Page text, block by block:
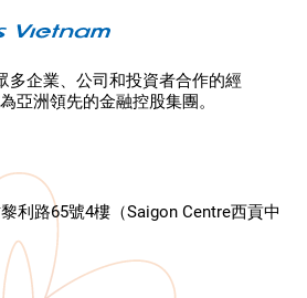
多企業、公司和投資者合作的經
亞洲領先的金融控股集團。
利路65號4樓（Saigon Centre西貢中